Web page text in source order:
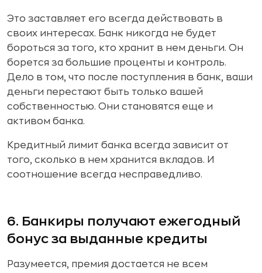
Это заставляет его всегда действовать в
своих интересах. Банк никогда не будет
бороться за того, кто хранит в нем деньги. Он
борется за большие проценты и контроль.
Дело в том, что после поступления в банк, ваши
деньги перестают быть только вашей
собственностью. Они становятся еще и
активом банка.
Кредитный лимит банка всегда зависит от
того, сколько в нем хранится вкладов. И
соотношение всегда несправедливо.
6. Банкиры получают ежегодный
бонус за выданные кредиты
Разумеется, премия достается не всем